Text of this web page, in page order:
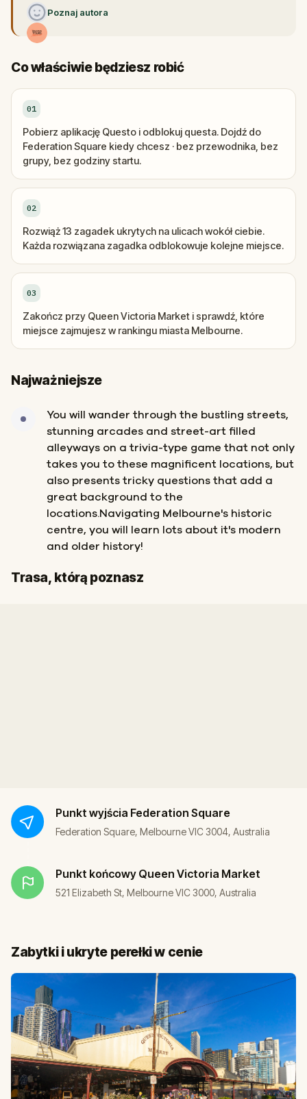
Poznaj autora
Co właściwie będziesz robić
01
Pobierz aplikację Questo i odblokuj questa. Dojdź do
Federation Square kiedy chcesz · bez przewodnika, bez
grupy, bez godziny startu.
02
Rozwiąż 13 zagadek ukrytych na ulicach wokół ciebie.
Każda rozwiązana zagadka odblokowuje kolejne miejsce.
03
Zakończ przy Queen Victoria Market i sprawdź, które
miejsce zajmujesz w rankingu miasta Melbourne.
Najważniejsze
You will wander through the bustling streets,
stunning arcades and street-art filled
alleyways on a trivia-type game that not only
takes you to these magnificent locations, but
also presents tricky questions that add a
great background to the
locations.Navigating Melbourne's historic
centre, you will learn lots about it's modern
and older history!
Trasa, którą poznasz
Start
Meta
Punkt wyjścia Federation Square
Federation Square, Melbourne VIC 3004, Australia
Punkt końcowy Queen Victoria Market
521 Elizabeth St, Melbourne VIC 3000, Australia
Zabytki i ukryte perełki w cenie